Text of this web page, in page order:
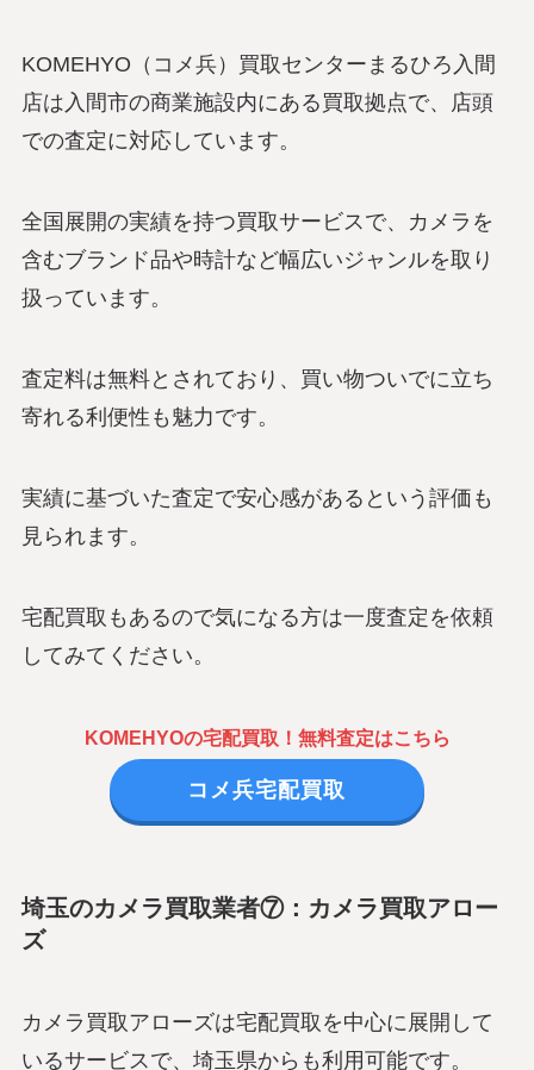
KOMEHYO（コメ兵）買取センターまるひろ入間
店は入間市の商業施設内にある買取拠点で、店頭
での査定に対応しています。
全国展開の実績を持つ買取サービスで、カメラを
含むブランド品や時計など幅広いジャンルを取り
扱っています。
査定料は無料とされており、買い物ついでに立ち
寄れる利便性も魅力です。
実績に基づいた査定で安心感があるという評価も
見られます。
宅配買取もあるので気になる方は一度査定を依頼
してみてください。
KOMEHYOの宅配買取！無料査定はこちら
コメ兵宅配買取
埼玉のカメラ買取業者⑦：カメラ買取アロー
ズ
カメラ買取アローズは宅配買取を中心に展開して
いるサービスで、埼玉県からも利用可能です。